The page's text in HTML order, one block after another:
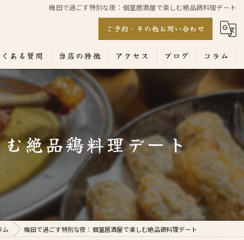
梅田で過ごす特別な夜：個室居酒屋で楽しむ絶品鶏料理デート
ご予約・その他お問い合わせ
くある質問 当店の特徴
居酒屋
専門店
ランチ
テイクアウト
コース
アクセス ブログ コラム
絶品鶏料理デート
ム 梅田で過ごす特別な夜：個室居酒屋で楽しむ絶品鶏料理デート